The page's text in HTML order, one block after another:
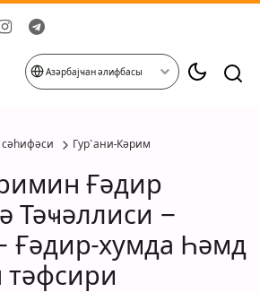
Азәрбајҹан әлифбасы
сәһифәси Гур`ани-Кәрим
Ғәдир
Тәҹәллиси –
Ғәдир-хумда Һәмд
тәфсири